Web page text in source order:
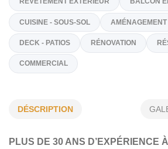
Sur Demande
stephane@smprenovations.com
https://smprenovations.com/
REVÊTEMENT EXTÉRIEUR
DÉSCRIPTION
PLUS DE 30 ANS D’EXPÉRIENCE